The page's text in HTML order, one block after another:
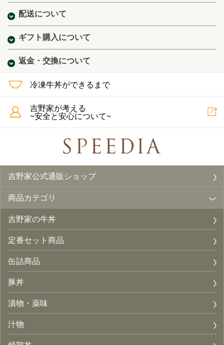
配送について
ギフト購入について
返金・交換について
冷凍牛丼ができるまで
吉野家が考える
~安全と安心について~
吉野家公式通販ショップ
商品カテゴリ
吉野家の牛丼
定番セット商品
缶詰商品
豚丼
漬物・薬味
汁物